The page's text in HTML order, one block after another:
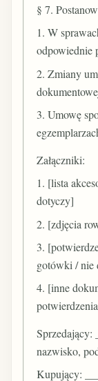
§ 7.
1. W
odpowiednie
2. Zmiany
3. Umowę
Załączniki:
1. [lista
dotyczy]
2. [zdjęcia
3.
gotówki / nie
4. [inne
Sprzedający:
nazwisko,
Kupujący: